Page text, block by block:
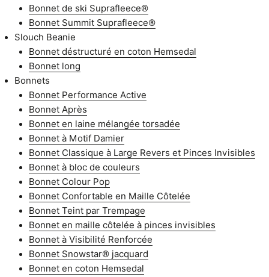
Bonnet de ski Suprafleece®
Bonnet Summit Suprafleece®
Slouch Beanie
Bonnet déstructuré en coton Hemsedal
Bonnet long
Bonnets
Bonnet Performance Active
Bonnet Après
Bonnet en laine mélangée torsadée
Bonnet à Motif Damier
Bonnet Classique à Large Revers et Pinces Invisibles
Bonnet à bloc de couleurs
Bonnet Colour Pop
Bonnet Confortable en Maille Côtelée
Bonnet Teint par Trempage
Bonnet en maille côtelée à pinces invisibles
Bonnet à Visibilité Renforcée
Bonnet Snowstar® jacquard
Bonnet en coton Hemsedal